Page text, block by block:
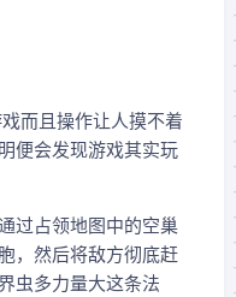
而且操作让人摸不着
便会发现游戏其实玩
过占领地图中的空巢
，然后将敌方彻底赶
虫多力量大这条法